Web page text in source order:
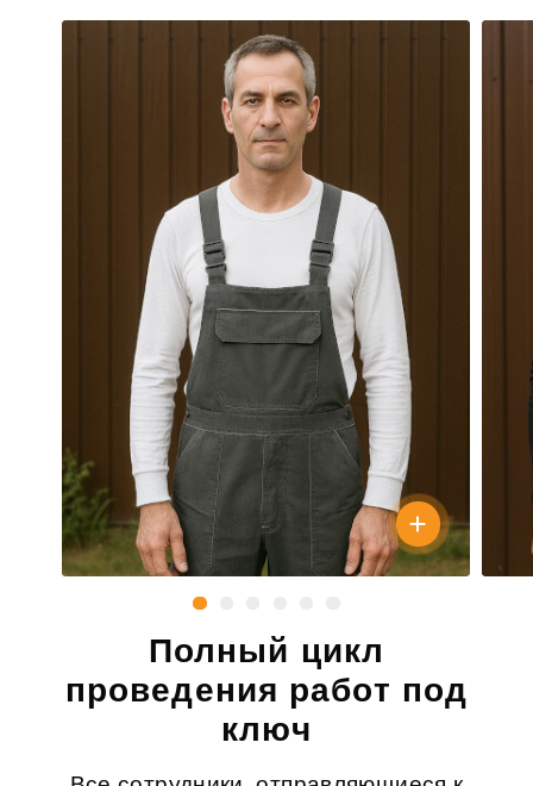
Полный цикл
проведения работ под
ключ